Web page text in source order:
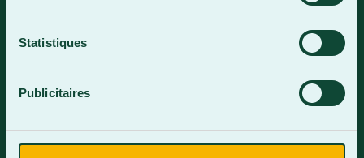
Statistiques
Publicitaires
Lundi-vendredi : 8 h à 16 h